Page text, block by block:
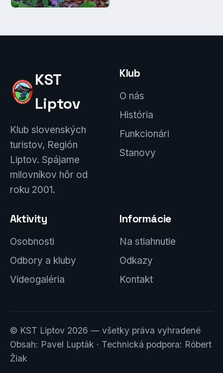
KST
Liptov
Klub slovenských
turistov, Región
Liptov. Spájame
milovníkov hôr od
roku 2001.
Klub
O nás
História
Funkcionári
Stanovy
Aktivity
Osobnosti
Odbory a kluby
Videogaléria
Informácie
Na stiahnutie
Odkazy
Kontakt
© KST Liptov 2026 — všetky práva vyhradené
Obsah: Pavel Lupták · Technická podpora: Róbert
Žiak